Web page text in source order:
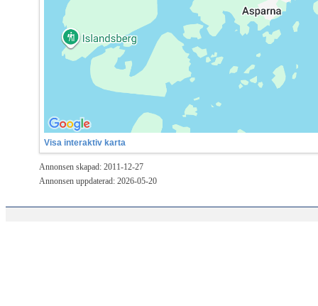
Visa interaktiv karta
Annonsen skapad: 2011-12-27
Annonsen uppdaterad: 2026-05-20